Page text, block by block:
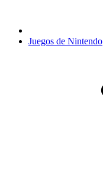
Juegos de Nintendo